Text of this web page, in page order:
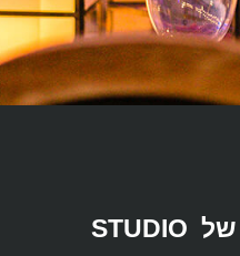
אנחנו הצוות המוביל של STUDIO